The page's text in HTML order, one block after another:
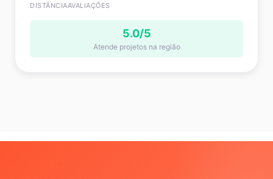
DISTÂNCIAAVALIAÇÕES
5.0/5
Atende projetos na região